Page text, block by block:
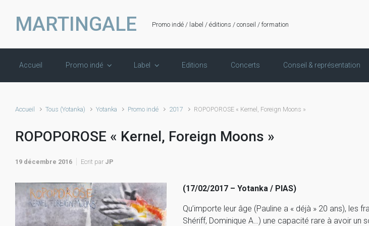
MARTINGALE Promo indé / label / éditions / conseil / formation
Accueil Promo indé Label Editions Concerts Conseil & représentation
Accueil Tous (Yotanka) Yotanka Promo indé 2017 ROPOPOROSE « Kernel, Foreign Moons »
ROPOPOROSE « Kernel, Foreign Moons »
19 décembre 2016 Ecrit par JP
(17/02/2017 – Yotanka / PIAS)
Qu’importe leur âge (Pauline a « déjà » 20 ans),
Shériff, Dominique A…) une capacité rare à avoir un